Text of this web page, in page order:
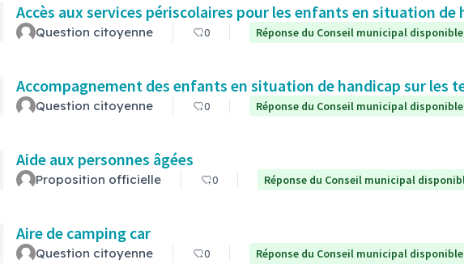
Accès aux services périscolaires pour les enfants en situation de
Question citoyenne 0 Réponse du Conseil municipal disponible
Accompagnement des enfants en situation de handicap sur les
Question citoyenne 0 Réponse du Conseil municipal disponible
Aide aux personnes âgées
Proposition officielle 0 Réponse du Conseil municipal
Aire de camping car
Question citoyenne 0 Réponse du Conseil municipal disponible